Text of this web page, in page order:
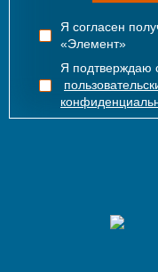
Я согласен
«Элемент»
Я подтверждаю